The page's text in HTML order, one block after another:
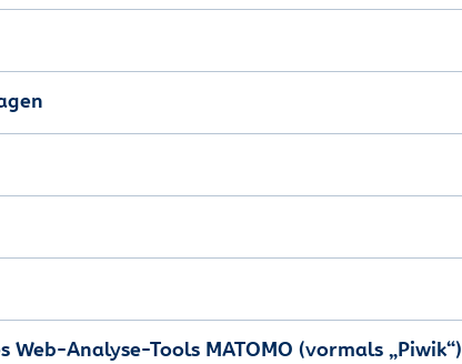
Analyse-Tools MATOMO (vormals „Piwik“)